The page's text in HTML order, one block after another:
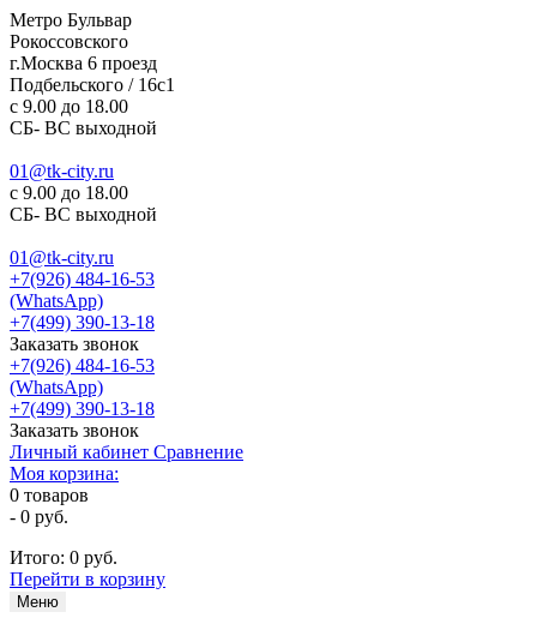
Метро Бульвар
Рокоссовского
г.Москва 6 проезд
Подбельского / 16с1
c 9.00 до 18.00
СБ- ВС выходной
01@tk-city.ru
c 9.00 до 18.00
СБ- ВС выходной
01@tk-city.ru
+7(926) 484-16-53
(WhatsApp)
+7(499) 390-13-18
Заказать звонок
+7(926) 484-16-53
(WhatsApp)
+7(499) 390-13-18
Заказать звонок
Личный кабинет Сравнение
Моя корзина:
0 товаров
- 0 руб.
Итого: 0 руб.
Перейти в корзину
Меню